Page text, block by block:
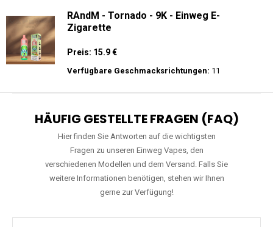
RAndM - Tornado - 9K - Einweg E-
Zigarette
Preis: 15.9 €
Verfügbare Geschmacksrichtungen: 11
HÄUFIG GESTELLTE FRAGEN (FAQ)
Hier finden Sie Antworten auf die wichtigsten
Fragen zu unseren Einweg Vapes, den
verschiedenen Modellen und dem Versand. Falls Sie
weitere Informationen benötigen, stehen wir Ihnen
gerne zur Verfügung!